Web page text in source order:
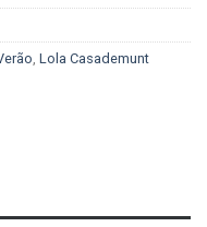
, Lola Casademunt